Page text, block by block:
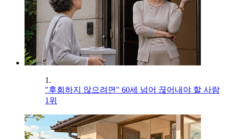
1.
"후회하지 않으려면" 60세 넘어 끊어내야 할 사람
1위